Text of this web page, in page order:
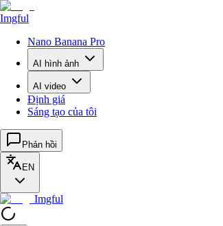
Imgful
Nano Banana Pro
AI hình ảnh
AI video
Định giá
Sáng tạo của tôi
Phản hồi
EN
Imgful